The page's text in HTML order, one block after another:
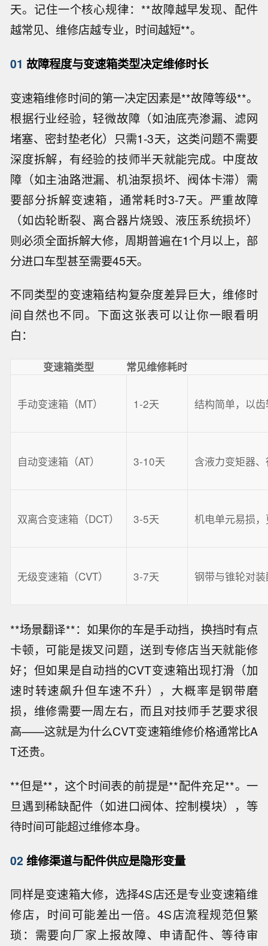
天。记住一个核心规律：**故障越早发现、配件
越常见、维修店越专业，时间越短**。
01 故障程度与变速箱类型决定维修时长
变速箱维修时间的第一决定因素是**故障等级**。
根据行业经验，轻微故障（如油底壳渗漏、滤网
堵塞、密封垫老化）只需1-3天，这类问题不需要
深度拆解，有经验的技师半天就能完成。中度故
障（如主油路泄漏、机油泵损坏、阀体卡滞）需
要部分拆解变速箱，通常耗时3-7天。严重故障
（如齿轮断裂、离合器片烧毁、液压系统损坏）
则必须全面拆解大修，周期普遍在1个月以上，部
分进口车型甚至需要45天。
不同类型的变速箱结构复杂度差异巨大，维修时
间自然也不同。下面这张表可以让你一眼看明
白：
变速箱类型 常见维修耗时
手动变速箱（MT） 1-2天 结构简单，以
自动变速箱（AT） 3-10天 含液力变矩器
双离合变速箱（DCT） 3-5天 机电单元易损
无级变速箱（CVT） 3-7天 钢带与锥轮对
**场景翻译**：如果你的车是手动挡，换挡时有点
卡顿，可能是拨叉问题，送到专修店当天就能修
好；但如果是自动挡的CVT变速箱出现打滑（加
速时转速飙升但车速不升），大概率是钢带磨
损，维修需要一周左右，而且对技师手艺要求很
高——这就是为什么CVT变速箱维修价格通常比A
T还贵。
**但是**，这个时间表的前提是**配件充足**。一
旦遇到稀缺配件（如进口阀体、控制模块），等
待时间可能超过维修本身。
02 维修渠道与配件供应是隐形变量
同样是变速箱大修，选择4S店还是专业变速箱维
修店，时间可能差出一倍。4S店流程规范但繁
琐：需要向厂家上报故障、申请配件、等待审